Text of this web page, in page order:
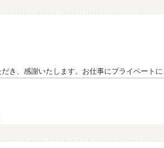
、感謝いたします。お仕事にプライベート
い。また、ご納車の時にもお話ししましたが